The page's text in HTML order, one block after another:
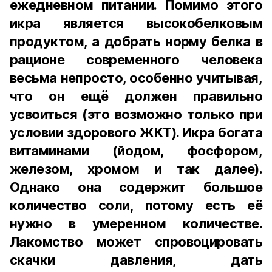
ежедневном питании. Помимо этого
икра является высокобелковым
продуктом, а добрать норму белка в
рационе современного человека
весьма непросто, особенно учитывая,
что он ещё должен правильно
усвоиться (это возможно только при
условии здорового ЖКТ). Икра богата
витаминами (йодом, фосфором,
железом, хромом и так далее).
Однако она содержит большое
количество соли, потому есть её
нужно в умеренном количестве.
Лакомство может спровоцировать
скачки давления, дать